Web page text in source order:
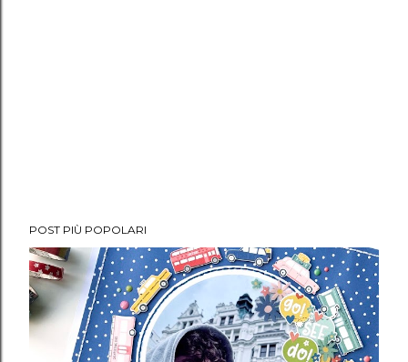
POST PIÙ POPOLARI